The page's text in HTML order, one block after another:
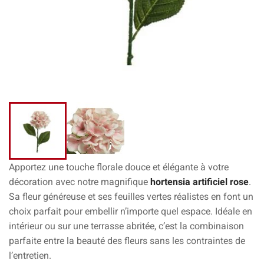
Apportez une touche florale douce et élégante à votre
décoration avec notre magnifique hortensia artificiel rose.
Sa fleur généreuse et ses feuilles vertes réalistes en font un
choix parfait pour embellir n’importe quel espace. Idéale en
intérieur ou sur une terrasse abritée, c’est la combinaison
parfaite entre la beauté des fleurs sans les contraintes de
l’entretien.